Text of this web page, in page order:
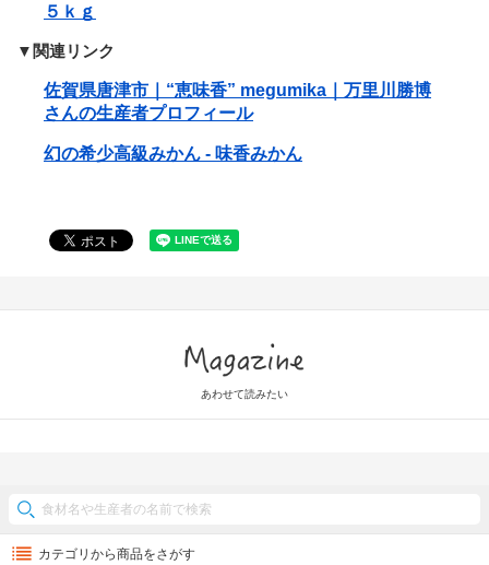
５ｋｇ
▼関連リンク
佐賀県唐津市｜“恵味香” megumika｜万里川勝博
さんの生産者プロフィール
幻の希少高級みかん - 味香みかん
あわせて読みたい
カテゴリから商品をさがす